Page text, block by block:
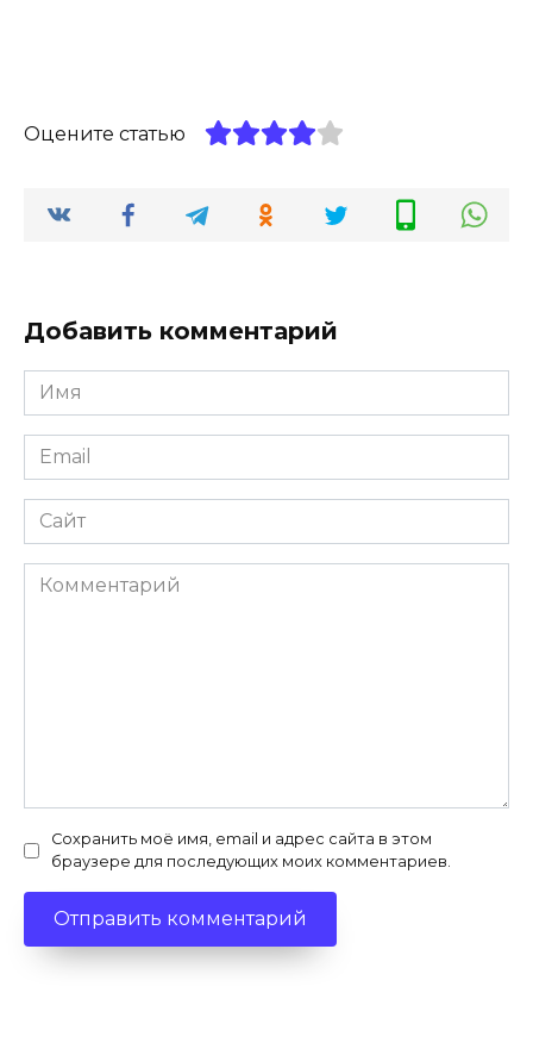
Оцените статью
Добавить комментарий
Имя
*
Email
*
Сайт
Комментарий
Сохранить моё имя, email и адрес сайта в этом
браузере для последующих моих комментариев.